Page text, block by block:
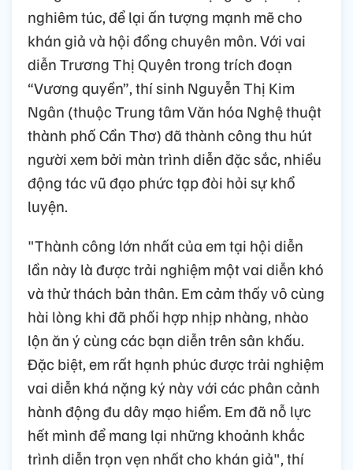
nghiêm túc, để lại ấn tượng mạnh mẽ cho
khán giả và hội đồng chuyên môn. Với vai
diễn Trương Thị Quyên trong trích đoạn
“Vương quyền”, thí sinh Nguyễn Thị Kim
Ngân (thuộc Trung tâm Văn hóa Nghệ thuật
thành phố Cần Thơ) đã thành công thu hút
người xem bởi màn trình diễn đặc sắc, nhiều
động tác vũ đạo phức tạp đòi hỏi sự khổ
luyện.
"Thành công lớn nhất của em tại hội diễn
lần này là được trải nghiệm một vai diễn khó
và thử thách bản thân. Em cảm thấy vô cùng
hài lòng khi đã phối hợp nhịp nhàng, nhào
lộn ăn ý cùng các bạn diễn trên sân khấu.
Đặc biệt, em rất hạnh phúc được trải nghiệm
vai diễn khá nặng ký này với các phân cảnh
hành động đu dây mạo hiểm. Em đã nỗ lực
hết mình để mang lại những khoảnh khắc
trình diễn trọn vẹn nhất cho khán giả", thí